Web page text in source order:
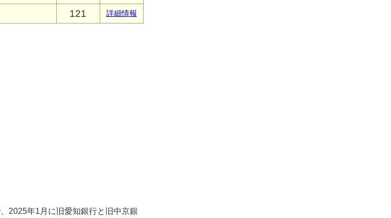
121 詳細情報
2025年1月に旧愛知銀行と旧中京銀